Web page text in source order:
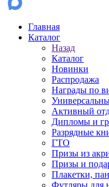
Главная
Каталог
Назад
Каталог
Новинки
Распродажа
Награды по
Активный
Дипломы и
Разрядные
ГТО
Призы из
Призы и
Плакетки,
Футляры для